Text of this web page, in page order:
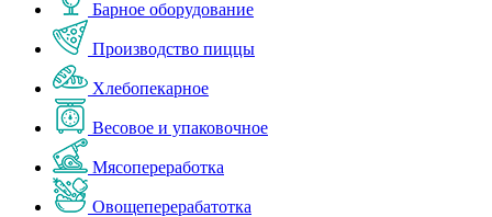
Барное оборудование
Производство пиццы
Хлебопекарное
Весовое и упаковочное
Мясопереработка
Овощеперерабатотка